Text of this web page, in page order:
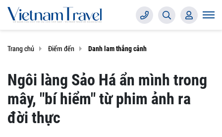
Trang chủ Điểm đến Danh lam thắng cảnh
Ngôi làng Sảo Há ẩn mình trong
mây, "bí hiểm" từ phim ảnh ra
đời thực